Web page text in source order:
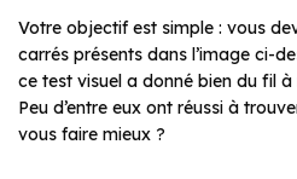
Votre objectif est simple : vous
carrés présents dans l’image ci-
ce test visuel a donné bien du fil
Peu d’entre eux ont réussi à
vous faire mieux ?